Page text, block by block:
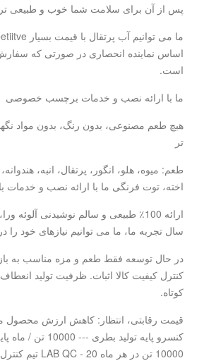
پس از آن برای سلامت شما خوب و طبیعی
است.
ما با ارائه نصب و خدمات برچسب خصوصی
هیچ طعم مصنوعی، بدون رنگ، بدون مواد
تر
طعم: میوه، هلو، انگور، پرتقال، انبه،
اخته، توت فرنگی ما با ارائه نصب و
سال تجربه ما، ما می توانیم نیازهای خود را
در حال توسعه فقط طعم و مزه مناسب به
کنترل کیفیت کالا اثبات. ظرفیت تولید
کوتاه.
قیمت رقابتی، انتظار: کاهش ارزش محصول
10000 تن در هر ماه LAB QC - 20 تیم کنترل کیفیت حرفه